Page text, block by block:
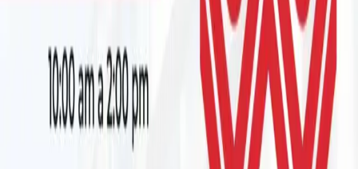
いただきまして誠にありがとうございます。
CEFORMA イラプアト、セラヤ、シラオ
詳細を表示
プライベート
April 24, 2026
コース「共同労働委員会」